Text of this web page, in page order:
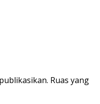
Ruas yang